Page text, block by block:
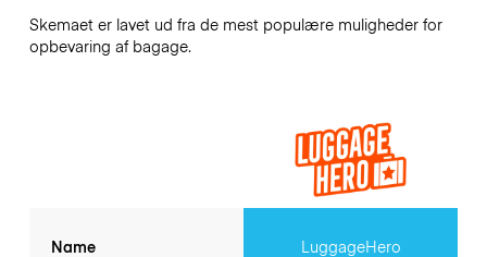
Skemaet er lavet ud fra de mest populære muligheder for
opbevaring af bagage.
Name LuggageHero